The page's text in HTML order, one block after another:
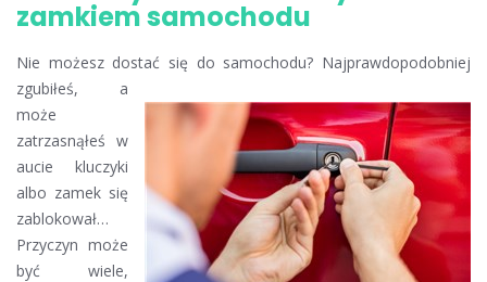
zamkiem samochodu
Nie możesz dostać się do samochodu? Najprawdopodobniej
zgubiłeś, a
może
zatrzasnąłeś w
aucie kluczyki
albo zamek się
zablokował…
Przyczyn może
być wiele,